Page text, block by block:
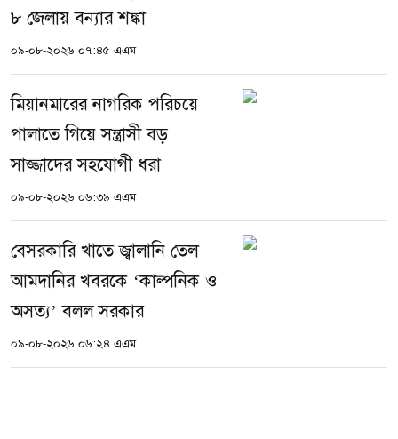
৮ জেলায় বন্যার শঙ্কা
০৯-০৮-২০২৬ ০৭:৪৫ এএম
মিয়ানমারের নাগরিক পরিচয়ে
পালাতে গিয়ে সন্ত্রাসী বড়
সাজ্জাদের সহযোগী ধরা
০৯-০৮-২০২৬ ০৬:৩৯ এএম
বেসরকারি খাতে জ্বালানি তেল
আমদানির খবরকে ‘কাল্পনিক ও
অসত্য’ বলল সরকার
০৯-০৮-২০২৬ ০৬:২৪ এএম